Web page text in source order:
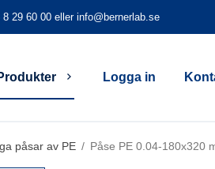
8 29 60 00 eller info@bernerlab.se
Logga in
påsar av PE / Påse PE 0.04-180x320